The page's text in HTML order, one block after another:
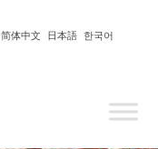
한국어
日本語
简体中文